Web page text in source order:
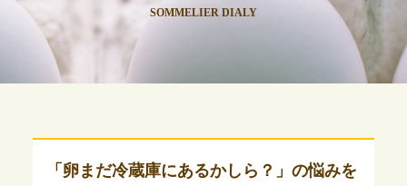
SOMMELIER DIALY
「卵まだ冷蔵庫にあるかしら？」の悩みを